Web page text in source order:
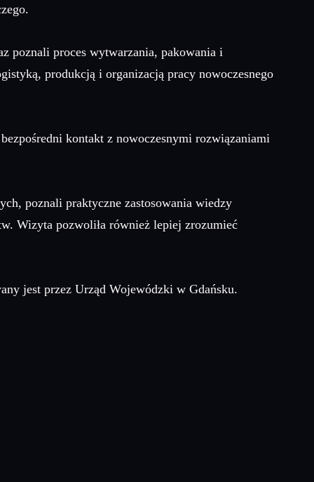
poznali proces wytwarzania, pakowania i
produkcją i organizacją pracy nowoczesnego
kontakt z nowoczesnymi rozwiązaniami
poznali praktyczne zastosowania wiedzy
Wizyta pozwoliła również lepiej zrozumieć
jest przez Urząd Wojewódzki w Gdańsku.